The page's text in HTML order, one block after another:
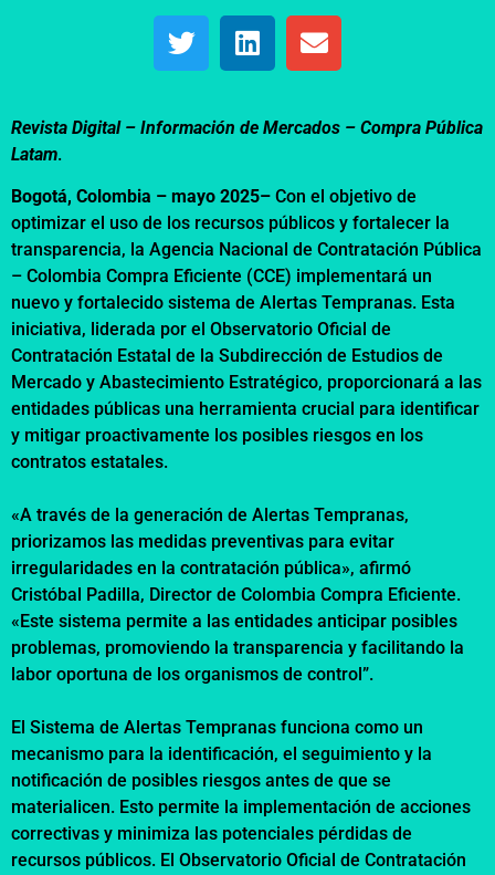
Revista Digital – Información de Mercados – Compra Pública
Latam.
Bogotá, Colombia – mayo 2025– Con el objetivo de
optimizar el uso de los recursos públicos y fortalecer la
transparencia, la Agencia Nacional de Contratación Pública
– Colombia Compra Eficiente (CCE) implementará un
nuevo y fortalecido sistema de Alertas Tempranas. Esta
iniciativa, liderada por el Observatorio Oficial de
Contratación Estatal de la Subdirección de Estudios de
Mercado y Abastecimiento Estratégico, proporcionará a las
entidades públicas una herramienta crucial para identificar
y mitigar proactivamente los posibles riesgos en los
contratos estatales.
«A través de la generación de Alertas Tempranas,
priorizamos las medidas preventivas para evitar
irregularidades en la contratación pública», afirmó
Cristóbal Padilla, Director de Colombia Compra Eficiente.
«Este sistema permite a las entidades anticipar posibles
problemas, promoviendo la transparencia y facilitando la
labor oportuna de los organismos de control”.
El Sistema de Alertas Tempranas funciona como un
mecanismo para la identificación, el seguimiento y la
notificación de posibles riesgos antes de que se
materialicen. Esto permite la implementación de acciones
correctivas y minimiza las potenciales pérdidas de
recursos públicos. El Observatorio Oficial de Contratación